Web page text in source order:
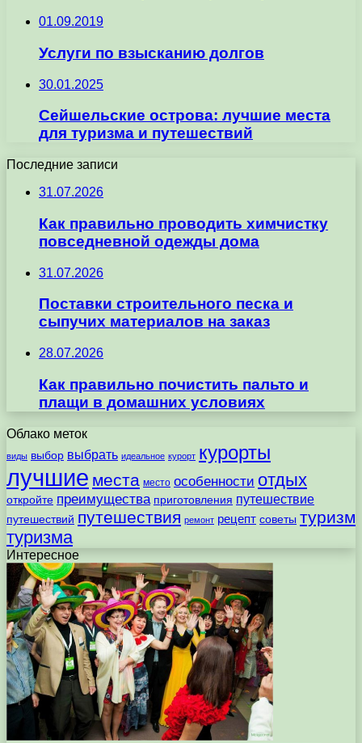
01.09.2019
Услуги по взысканию долгов
30.01.2025
Сейшельские острова: лучшие места
для туризма и путешествий
Последние записи
31.07.2026
Как правильно проводить химчистку
повседневной одежды дома
31.07.2026
Поставки строительного песка и
сыпучих материалов на заказ
28.07.2026
Как правильно почистить пальто и
плащи в домашних условиях
Облако меток
виды выбор выбрать идеальное курорт курорты
лучшие места место особенности отдых
откройте преимущества приготовления путешествие
путешествий путешествия ремонт рецепт советы туризм
туризма
Интересное